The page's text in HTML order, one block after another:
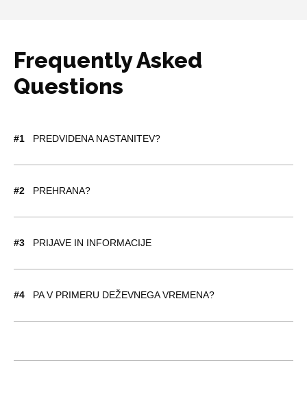
Frequently Asked
Questions
#1 PREDVIDENA NASTANITEV?
#2 PREHRANA?
#3 PRIJAVE IN INFORMACIJE
#4 PA V PRIMERU DEŽEVNEGA VREMENA?